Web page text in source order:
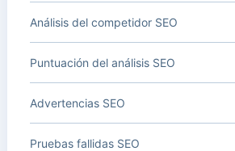
Análisis del competidor SEO
Puntuación del análisis SEO
Advertencias SEO
Pruebas fallidas SEO